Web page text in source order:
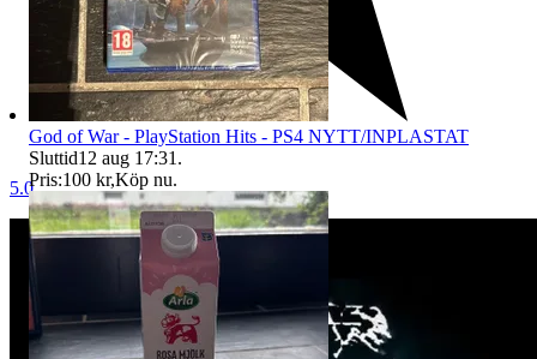
5.0
God of War - PlayStation Hits - PS4 NYTT/INPLASTAT
Sluttid12 aug 17:31 .
Pris:100 kr,Köp nu.